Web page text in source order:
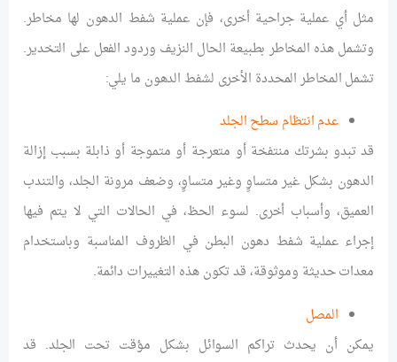
مثل أي عملية جراحية أخرى، فإن عملية شفط الدهون لها مخاطر.
وتشمل هذه المخاطر بطبيعة الحال النزيف وردود الفعل على التخدير.
تشمل المخاطر المحددة الأخرى لشفط الدهون ما يلي:
عدم انتظام سطح الجلد
قد تبدو بشرتك منتفخة أو متعرجة أو متموجة أو ذابلة بسبب إزالة
الدهون بشكل غير متساوٍ وغير متساوٍ، وضعف مرونة الجلد، والتندب
العميق، وأسباب أخرى. لسوء الحظ، في الحالات التي لا يتم فيها
إجراء عملية شفط دهون البطن في الظروف المناسبة وباستخدام
معدات حديثة وموثوقة، قد تكون هذه التغييرات دائمة.
المصل
يمكن أن يحدث تراكم السوائل بشكل مؤقت تحت الجلد. قد